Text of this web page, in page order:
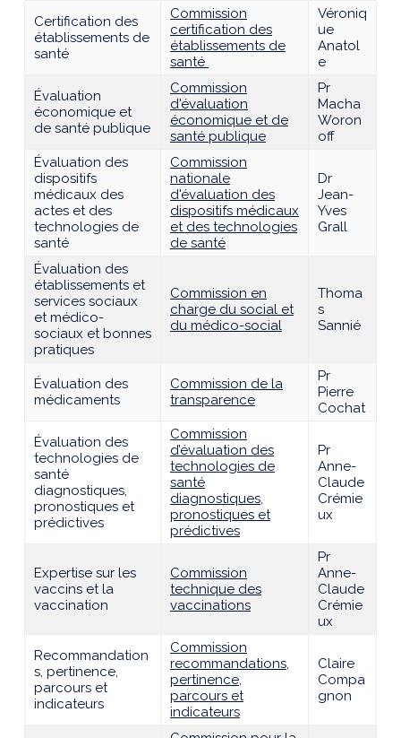
Certification des
établissements de
santé
Commission
certification des
établissements de
santé
Véroniq
ue
Anatol
e
Évaluation
économique et
de santé publique
Commission
d'évaluation
économique et de
santé publique
Pr
Macha
Woron
off
Évaluation des
dispositifs
médicaux des
actes et des
technologies de
santé
Commission
nationale
d'évaluation des
dispositifs médicaux
et des technologies
de santé
Dr
Jean-
Yves
Grall
Évaluation des
établissements et
services sociaux
et médico-
sociaux et bonnes
pratiques
Commission en
charge du social et
du médico-social
Thoma
s
Sannié
Évaluation des
médicaments
Commission de la
transparence
Pr
Pierre
Cochat
Évaluation des
technologies de
santé
diagnostiques,
pronostiques et
prédictives
Commission
d’évaluation des
technologies de
santé
diagnostiques,
pronostiques et
prédictives
Pr
Anne-
Claude
Crémie
ux
Expertise sur les
vaccins et la
vaccination
Commission
technique des
vaccinations
Pr
Anne-
Claude
Crémie
ux
Recommandation
s, pertinence,
parcours et
indicateurs
Commission
recommandations,
pertinence,
parcours et
indicateurs
Claire
Compa
gnon